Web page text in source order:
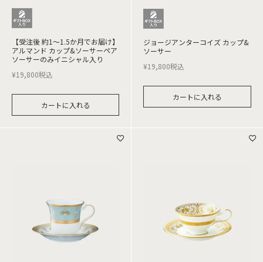
【受注後 約1～1.5か月でお届け】
アルマンド カップ&ソーサーペア
ソーサーのみイニシャル入り
¥19,800税込
カートに入れる
ジョージアンターコイズ カップ&
ソーサー
¥19,800税込
カートに入れる